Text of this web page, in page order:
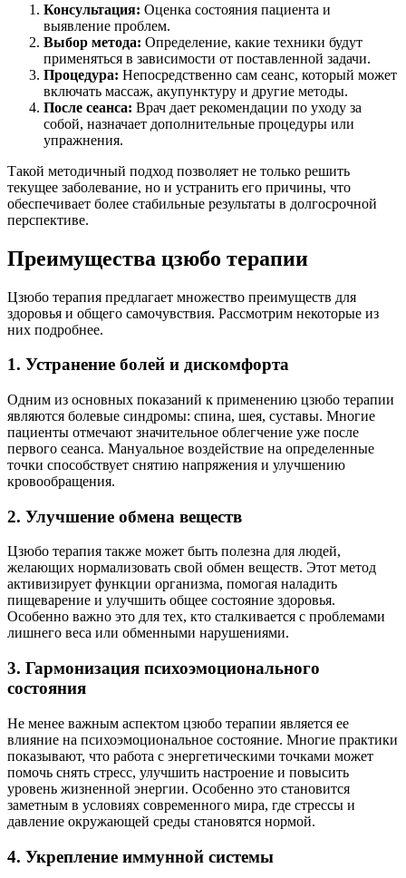
Консультация: Оценка состояния пациента и
выявление проблем.
Выбор метода: Определение, какие техники будут
применяться в зависимости от поставленной задачи.
Процедура: Непосредственно сам сеанс, который может
включать массаж, акупунктуру и другие методы.
После сеанса: Врач дает рекомендации по уходу за
собой, назначает дополнительные процедуры или
упражнения.
Такой методичный подход позволяет не только решить
текущее заболевание, но и устранить его причины, что
обеспечивает более стабильные результаты в долгосрочной
перспективе.
Преимущества цзюбо терапии
Цзюбо терапия предлагает множество преимуществ для
здоровья и общего самочувствия. Рассмотрим некоторые из
них подробнее.
1. Устранение болей и дискомфорта
Одним из основных показаний к применению цзюбо терапии
являются болевые синдромы: спина, шея, суставы. Многие
пациенты отмечают значительное облегчение уже после
первого сеанса. Мануальное воздействие на определенные
точки способствует снятию напряжения и улучшению
кровообращения.
2. Улучшение обмена веществ
Цзюбо терапия также может быть полезна для людей,
желающих нормализовать свой обмен веществ. Этот метод
активизирует функции организма, помогая наладить
пищеварение и улучшить общее состояние здоровья.
Особенно важно это для тех, кто сталкивается с проблемами
лишнего веса или обменными нарушениями.
3. Гармонизация психоэмоционального
состояния
Не менее важным аспектом цзюбо терапии является ее
влияние на психоэмоциональное состояние. Многие практики
показывают, что работа с энергетическими точками может
помочь снять стресс, улучшить настроение и повысить
уровень жизненной энергии. Особенно это становится
заметным в условиях современного мира, где стрессы и
давление окружающей среды становятся нормой.
4. Укрепление иммунной системы